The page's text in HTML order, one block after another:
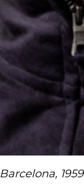
Barcelona, 1959